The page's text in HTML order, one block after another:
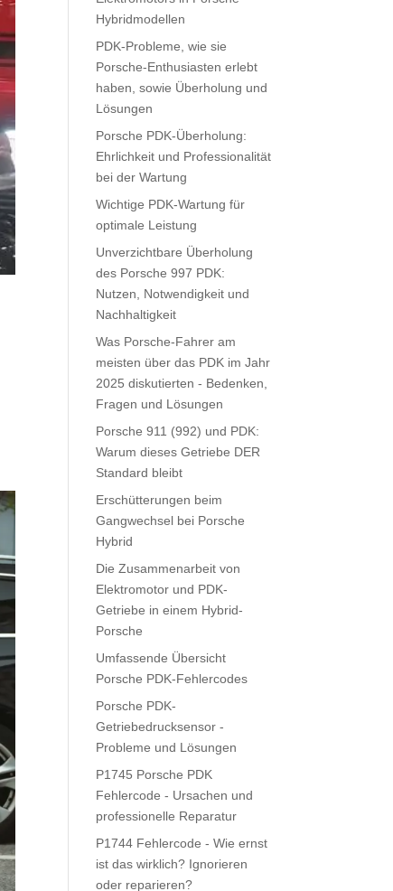
Hybridmodellen
PDK-Probleme, wie sie
Porsche-Enthusiasten erlebt
haben, sowie Überholung und
Lösungen
Porsche PDK-Überholung:
Ehrlichkeit und Professionalität
bei der Wartung
Wichtige PDK-Wartung für
optimale Leistung
Unverzichtbare Überholung
des Porsche 997 PDK:
Nutzen, Notwendigkeit und
Nachhaltigkeit
Was Porsche-Fahrer am
meisten über das PDK im Jahr
2025 diskutierten - Bedenken,
Fragen und Lösungen
Porsche 911 (992) und PDK:
Warum dieses Getriebe DER
Standard bleibt
Erschütterungen beim
Gangwechsel bei Porsche
Hybrid
Die Zusammenarbeit von
Elektromotor und PDK-
Getriebe in einem Hybrid-
Porsche
Umfassende Übersicht
Porsche PDK-Fehlercodes
Porsche PDK-
Getriebedrucksensor -
Probleme und Lösungen
P1745 Porsche PDK
Fehlercode - Ursachen und
professionelle Reparatur
P1744 Fehlercode - Wie ernst
ist das wirklich? Ignorieren
oder reparieren?